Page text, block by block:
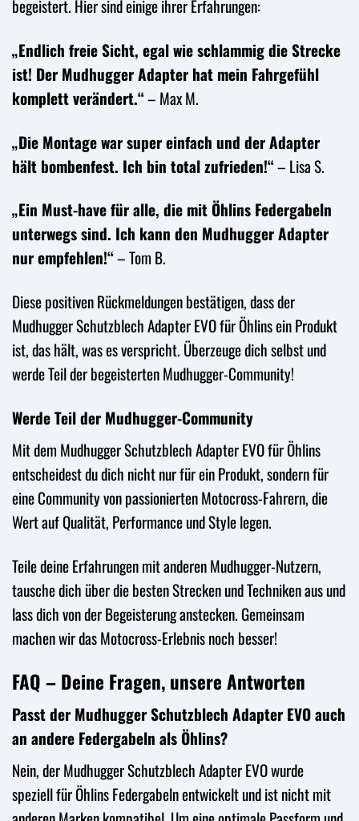
begeistert. Hier sind einige ihrer Erfahrungen:
„Endlich freie Sicht, egal wie schlammig die Strecke
ist! Der Mudhugger Adapter hat mein Fahrgefühl
komplett verändert.“– Max M.
„Die Montage war super einfach und der Adapter
hält bombenfest. Ich bin total zufrieden!“– Lisa S.
„Ein Must-have für alle, die mit Öhlins Federgabeln
unterwegs sind. Ich kann den Mudhugger Adapter
nur empfehlen!“– Tom B.
Diese positiven Rückmeldungen bestätigen, dass der
Mudhugger Schutzblech Adapter EVO für Öhlins ein Produkt
ist, das hält, was es verspricht. Überzeuge dich selbst und
werde Teil der begeisterten Mudhugger-Community!
Werde Teil der Mudhugger-Community
Mit dem Mudhugger Schutzblech Adapter EVO für Öhlins
entscheidest du dich nicht nur für ein Produkt, sondern für
eine Community von passionierten Motocross-Fahrern, die
Wert auf Qualität, Performance und Style legen.
Teile deine Erfahrungen mit anderen Mudhugger-Nutzern,
tausche dich über die besten Strecken und Techniken aus und
lass dich von der Begeisterung anstecken. Gemeinsam
machen wir das Motocross-Erlebnis noch besser!
FAQ – Deine Fragen, unsere Antworten
Passt der Mudhugger Schutzblech Adapter EVO auch
an andere Federgabeln als Öhlins?
Nein, der Mudhugger Schutzblech Adapter EVO wurde
speziell für Öhlins Federgabeln entwickelt und ist nicht mit